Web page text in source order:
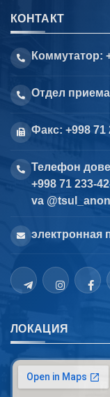
КОНТАКТ
Коммутатор:
Отдел
Факс: +998 71
Телефон
+998 71 233-
va
электронная
ЛОКАЦИЯ